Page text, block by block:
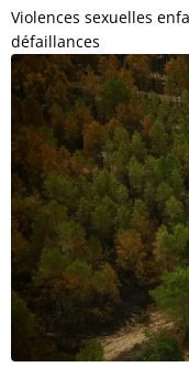
Violences sexuelles
défaillances